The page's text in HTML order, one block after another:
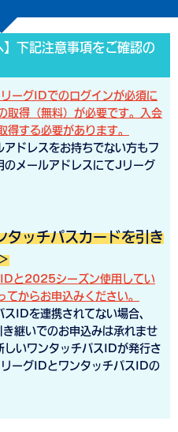
】下記注意事項をご確認の
ーグIDでのログインが必須に
得（無料）が必要です。入会
する必要があります。
ドレスをお持ちでない方もフ
のメールアドレスにてJリーグ
ッチパスカードを引き
IDと2025シーズン使用してい
からお申込みください。
IDを連携されてない場合、
継いでのお申込みは承れませ
しいワンタッチパスIDが発行さ
ーグIDとワンタッチパスIDの